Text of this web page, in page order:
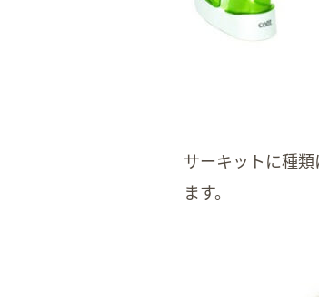
サーキットに種
ます。